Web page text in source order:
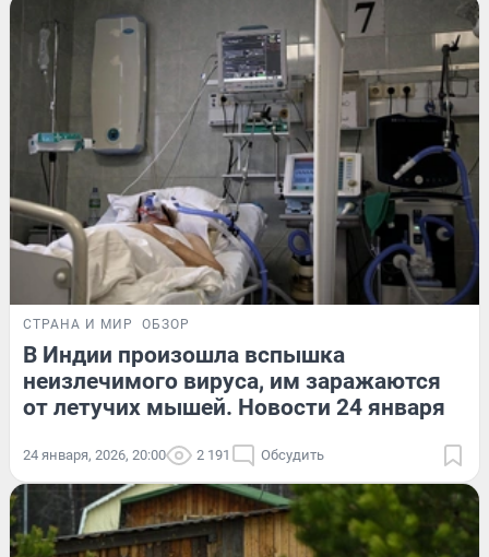
СТРАНА И МИР ОБЗОР
В Индии произошла вспышка
неизлечимого вируса, им заражаются
от летучих мышей. Новости 24 января
24 января, 2026, 20:00 2 191 Обсудить